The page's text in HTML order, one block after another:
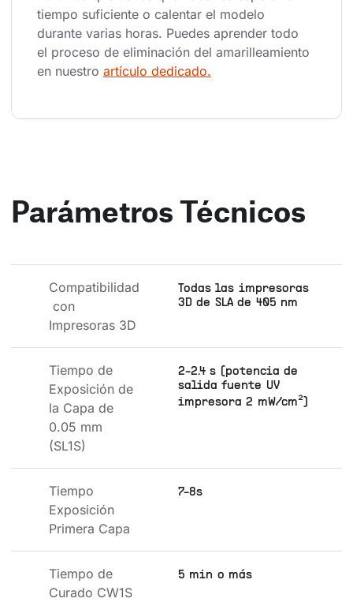
tiempo suficiente o calentar el modelo
durante varias horas. Puedes aprender todo
el proceso de eliminación del amarilleamiento
en nuestro artículo dedicado.
Parámetros Técnicos
Compatibilidad
con
Impresoras 3D
Todas las impresoras
3D de SLA de 405 nm
Tiempo de
Exposición de
la Capa de
0.05 mm
(SL1S)
2-2.4 s (potencia de
salida fuente UV
impresora 2 mW/cm²)
Tiempo
Exposición
Primera Capa
7-8s
Tiempo de
Curado CW1S
5 min o más